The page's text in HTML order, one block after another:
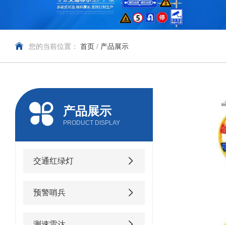
您的当前位置： 首页 / 产品展示
产品展示
PRODUCT DISPLAY
交通红绿灯
预警哨兵